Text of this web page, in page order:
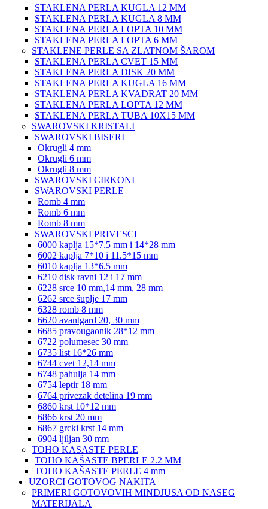
STAKLENA PERLA KUGLA 12 MM
STAKLENA PERLA KUGLA 8 MM
STAKLENA PERLA LOPTA 10 MM
STAKLENA PERLA LOPTA 6 MM
STAKLENE PERLE SA ZLATNOM ŠAROM
STAKLENA PERLA CVET 15 MM
STAKLENA PERLA DISK 20 MM
STAKLENA PERLA KUGLA 16 MM
STAKLENA PERLA KVADRAT 20 MM
STAKLENA PERLA LOPTA 12 MM
STAKLENA PERLA TUBA 10X15 MM
SWAROVSKI KRISTALI
SWAROVSKI BISERI
Okrugli 4 mm
Okrugli 6 mm
Okrugli 8 mm
SWAROVSKI CIRKONI
SWAROVSKI PERLE
Romb 4 mm
Romb 6 mm
Romb 8 mm
SWAROVSKI PRIVESCI
6000 kaplja 15*7.5 mm i 14*28 mm
6002 kaplja 7*10 i 11.5*15 mm
6010 kaplja 13*6.5 mm
6210 disk ravni 12 i 17 mm
6228 srce 10 mm,14 mm, 28 mm
6262 srce šuplje 17 mm
6328 romb 8 mm
6620 avantgard 20, 30 mm
6685 pravougaonik 28*12 mm
6722 polumesec 30 mm
6735 list 16*26 mm
6744 cvet 12,14 mm
6748 pahulja 14 mm
6754 leptir 18 mm
6764 privezak detelina 19 mm
6860 krst 10*12 mm
6866 krst 20 mm
6867 grcki krst 14 mm
6904 ljiljan 30 mm
TOHO KASASTE PERLE
TOHO KAŠASTE BPERLE 2.2 MM
TOHO KAŠASTE PERLE 4 mm
UZORCI GOTOVOG NAKITA
PRIMERI GOTOVOVIH MINDJUSA OD NASEG
MATERIJALA